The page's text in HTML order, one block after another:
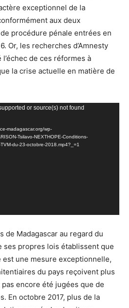
exceptionnel de la
aux deux
procédure pénale entrées en
Or, les recherches d’Amnesty
de ces réformes à
la crise actuelle en matière de
or source(s) not found
madagascar.org/wp-
Tsilavo-NEXTHOPE-Conditions-
du-23-octobre-2018.mp4?_=1
de Madagascar au regard du
ses propres lois établissent que
une mesure exceptionnelle,
du pays reçoivent plus
encore été jugées que de
En octobre 2017, plus de la